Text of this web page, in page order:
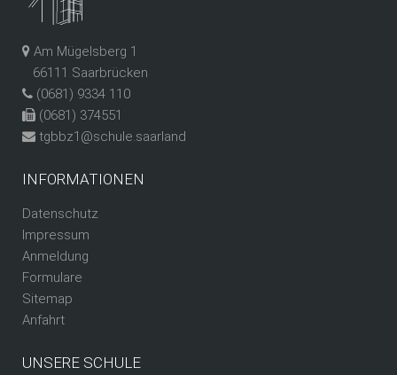
Am Mügelsberg 1
66111 Saarbrücken
(0681) 9334 110
(0681) 374551
tgbbz1@schule.saarland
INFORMATIONEN
Datenschutz
Impressum
Anmeldung
Formulare
Sitemap
Anfahrt
UNSERE SCHULE